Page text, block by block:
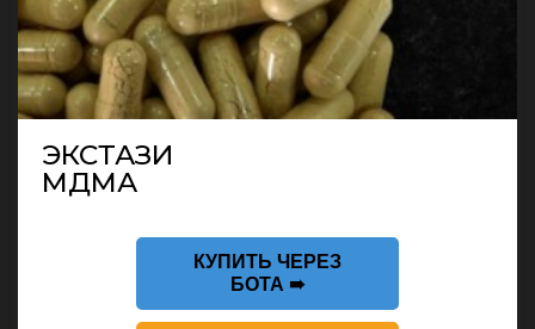
ЭКСТАЗИ
МДМА
КУПИТЬ ЧЕРЕЗ
БОТА ➠